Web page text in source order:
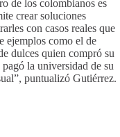
de los colombianos es
crear soluciones
con casos reales que
ejemplos como el de
dulces quien compró su
la universidad de su
puntualizó Gutiérrez.